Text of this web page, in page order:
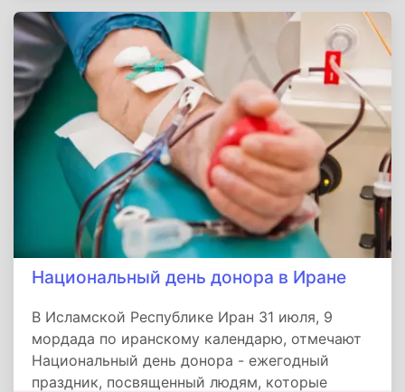
Национальный день донора в Иране
В Исламской Республике Иран 31 июля, 9
мордада по иранскому календарю, отмечают
Национальный день донора - ежегодный
праздник, посвященный людям, которые